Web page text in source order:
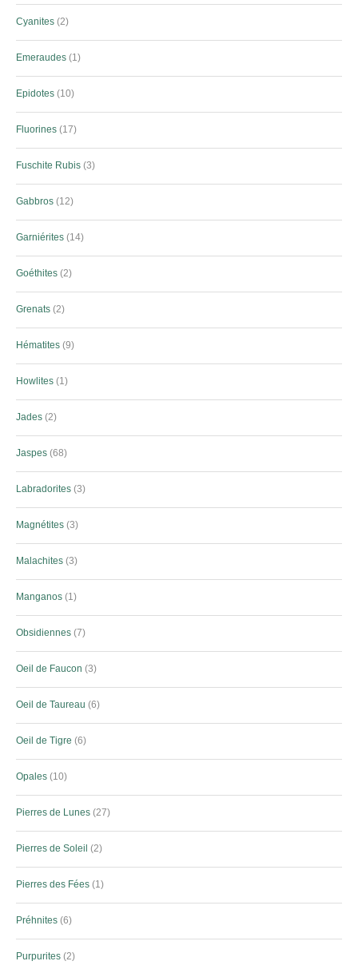
Cyanites 2
Emeraudes 1
Epidotes 10
Fluorines 17
Fuschite Rubis 3
Gabbros 12
Garniérites 14
Goéthites 2
Grenats 2
Hématites 9
Howlites 1
Jades 2
Jaspes 68
Labradorites 3
Magnétites 3
Malachites 3
Manganos 1
Obsidiennes 7
Oeil de Faucon 3
Oeil de Taureau 6
Oeil de Tigre 6
Opales 10
Pierres de Lunes 27
Pierres de Soleil 2
Pierres des Fées 1
Préhnites 6
Purpurites 2